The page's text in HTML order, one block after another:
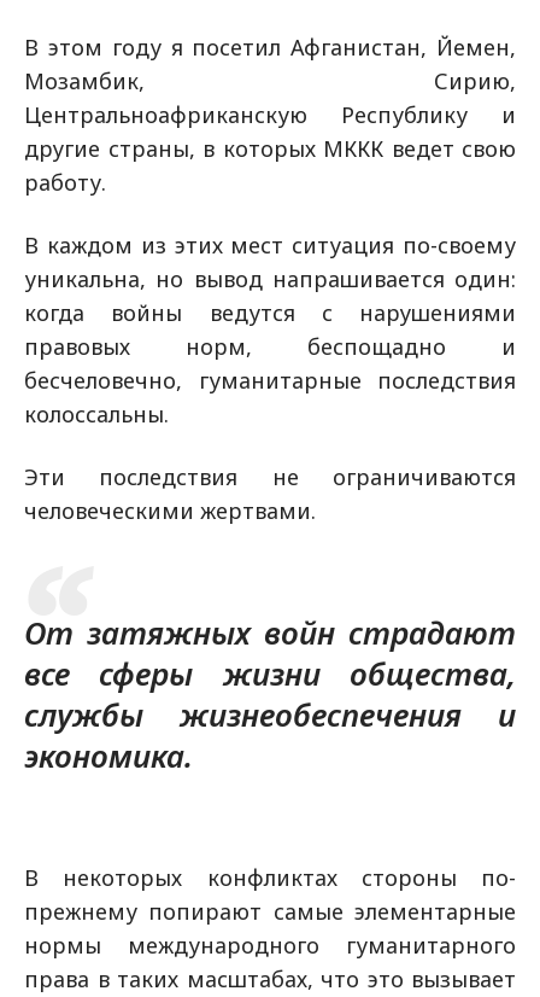
В этом году я посетил Афганистан, Йемен,
Мозамбик, Сирию,
Центральноафриканскую Республику и
другие страны, в которых МККК ведет свою
работу.
В каждом из этих мест ситуация по-своему
уникальна, но вывод напрашивается один:
когда войны ведутся с нарушениями
правовых норм, беспощадно и
бесчеловечно, гуманитарные последствия
колоссальны.
Эти последствия не ограничиваются
человеческими жертвами.
От затяжных войн страдают
все сферы жизни общества,
службы жизнеобеспечения и
экономика.
В некоторых конфликтах стороны по-
прежнему попирают самые элементарные
нормы международного гуманитарного
права в таких масштабах, что это вызывает